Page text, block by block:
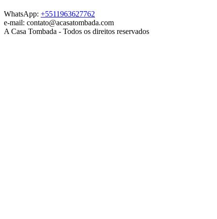
WhatsApp: +5511963627762
e-mail: contato@acasatombada.com
A Casa Tombada - Todos os direitos reservados